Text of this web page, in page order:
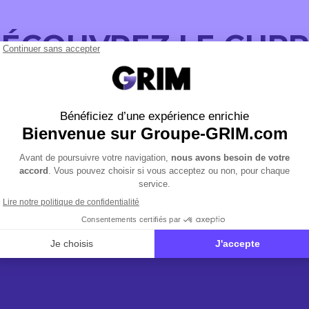
LE
FORMENTOR